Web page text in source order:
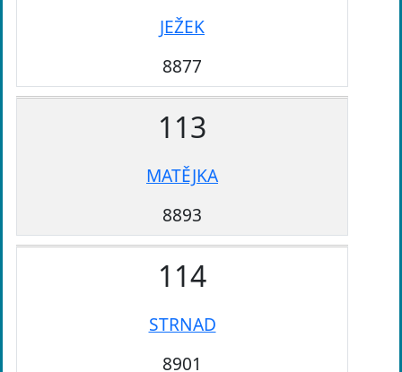
JEŽEK
8877
113
MATĚJKA
8893
114
STRNAD
8901